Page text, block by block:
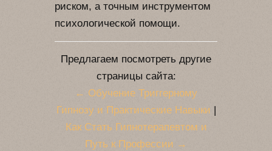
риском, а точным инструментом
психологической помощи.
Предлагаем посмотреть другие
страницы сайта:
← Обучение Триггерному
Гипнозу и Практические Навыки |
Как Стать Гипнотерапевтом и
Путь к Профессии →